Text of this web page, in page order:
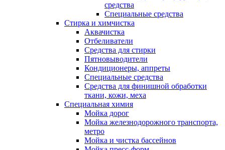
средства
Специальные средства
Стирка и химчистка
Аквачистка
Отбеливатели
Средства для стирки
Пятновыводители
Кондиционеры, аппреты
Специальные средства
Средства для финишной обработки
ткани, кожи, меха
Специальная химия
Мойка дорог
Мойка железнодорожного транспорта,
метро
Мойка и чистка бассейнов